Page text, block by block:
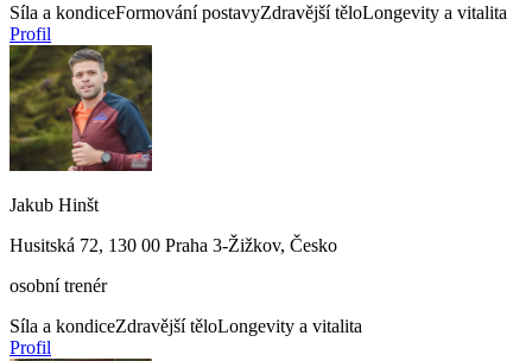
Síla a kondiceFormování postavyZdravější těloLongevity a vitalita
Profil
Jakub Hinšt
Husitská 72, 130 00 Praha 3-Žižkov, Česko
osobní trenér
Síla a kondiceZdravější těloLongevity a vitalita
Profil